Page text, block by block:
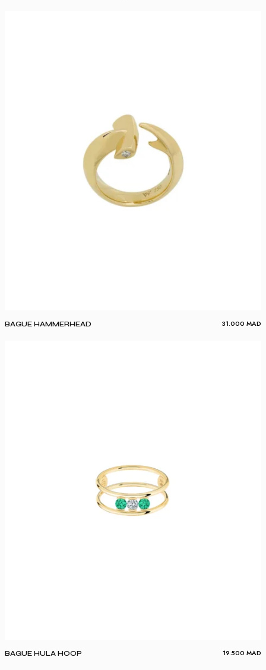
BAGUE HAMMERHEAD 31.000 MAD
BAGUE HULA HOOP 19.500 MAD